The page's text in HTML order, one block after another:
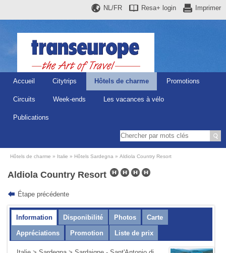
Imprimer
Resa+ login
NL/FR
Accueil Citytrips Hôtels de charme Promotions
Circuits Week-ends Les vacances à vélo
Publications
Hôtels de charme Italie Hôtels Sardegna Aldiola Country Resort
Aldiola Country Resort
Étape précédente
Information Disponibilité Photos Carte
Appréciations Promotion Liste de prix